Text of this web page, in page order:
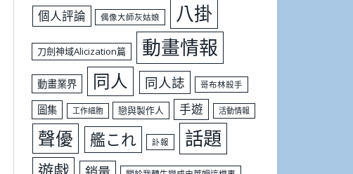
個人評論 偶像大師灰姑娘 八掛
刀劍神域Alicization篇 動畫情報
動畫業界 同人 同人誌 哥布林殺手
圖集 工作細胞 戀與製作人 手遊 活動情報
聲優 艦これ 訃報 話題